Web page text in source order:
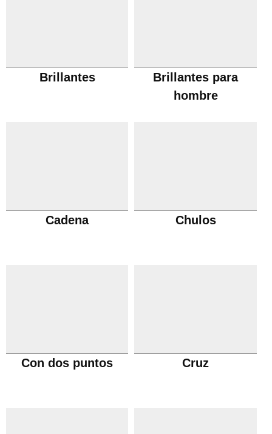
Brillantes
Brillantes para
hombre
Cadena Chulos
Con dos puntos Cruz